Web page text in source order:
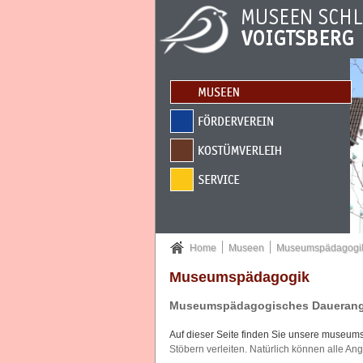
Sie sind hier:
Home Museen
Museumspädagogik
Museumspädagogisches
Auf dieser Seite finden Sie unsere
Stöbern verleiten. Natürlich können alle